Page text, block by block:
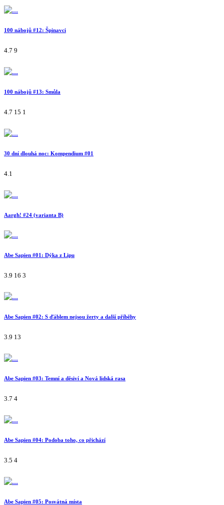
100 nábojů #12: Špinavci
4.7 9
100 nábojů #13: Smůla
4.7 15 1
30 dní dlouhá noc: Kompendium #01
4.1
Aargh! #24 (varianta B)
Abe Sapien #01: Dýka z Lipu
3.9 16 3
Abe Sapien #02: S ďáblem nejsou žerty a další příběhy
3.9 13
Abe Sapien #03: Temní a děsiví a Nová lidská rasa
3.7 4
Abe Sapien #04: Podoba toho, co přichází
3.5 4
Abe Sapien #05: Posvátná místa